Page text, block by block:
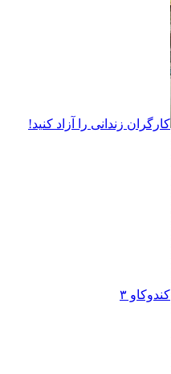
کارگران زندانى را آزاد کنيد!
کندوکاو ۳